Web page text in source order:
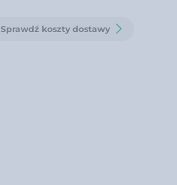
Sprawdź koszty dostawy